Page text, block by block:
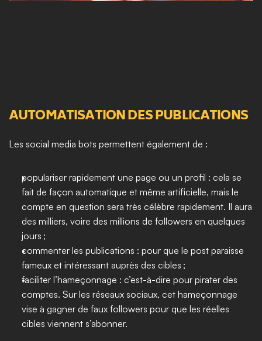
AUTOMATISATION DES PUBLICATIONS
Les social media bots permettent également de :
populariser rapidement une page ou un profil : cela se
fait de façon automatique et même artificielle, mais le
compte en question sera très célèbre rapidement. Il aura
des milliers, voire des millions de followers en quelques
jours ;
commenter les publications : pour que le post paraisse
fameux et intéressant auprès des cibles ;
faciliter l’hameçonnage : c’est-à-dire pour pirater des
comptes. Sur les réseaux sociaux, cet hameçonnage
vise à gagner de faux followers pour que les réelles
cibles viennent s’abonner.